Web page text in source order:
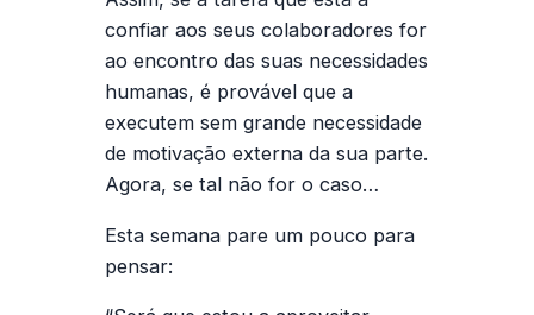
confiar aos seus colaboradores for
ao encontro das suas necessidades
humanas, é provável que a
executem sem grande necessidade
de motivação externa da sua parte.
Agora, se tal não for o caso…
Esta semana pare um pouco para
pensar: